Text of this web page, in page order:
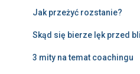
Jak przeżyć rozstanie?
Skąd się bierze lęk przed
3 mity na temat coachingu